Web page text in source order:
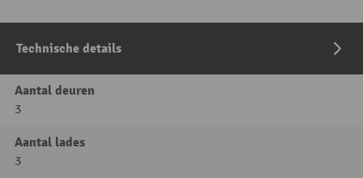
Technische details
Aantal deuren
3
Aantal lades
3